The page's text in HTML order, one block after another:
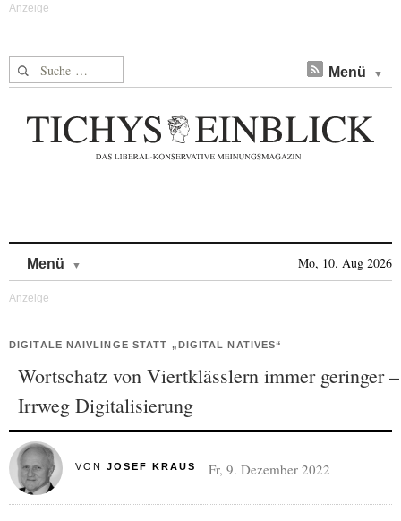
Suche nach: Menü
Menü Mo, 10. Aug 2026
DIGITALE NAIVLINGE STATT „DIGITAL NATIVES“
Wortschatz von Viertklässlern immer geringer –
Irrweg Digitalisierung
VON JOSEF KRAUS Fr, 9. Dezember 2022